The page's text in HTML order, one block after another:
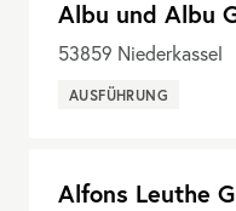
Albu und Albu
53859 Niederkassel
AUSFÜHRUNG
Alfons Leuthe